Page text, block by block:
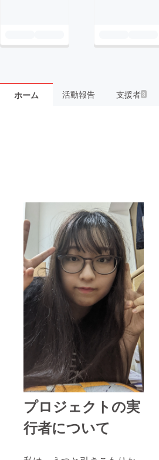
ホーム 活動報告 支援者3
プロジェクトの実
行者について